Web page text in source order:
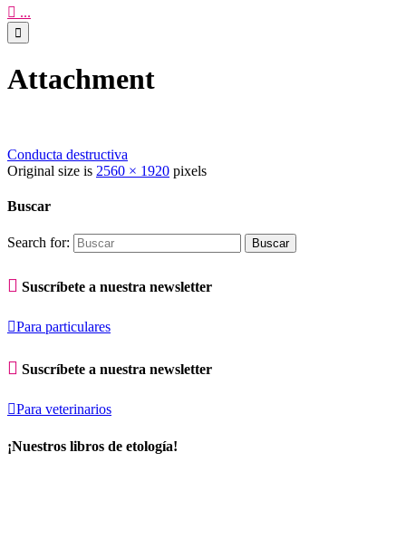
 ...

Attachment
Conducta destructiva
Original size is 2560 × 1920 pixels
Buscar
Search for:
 Suscríbete a nuestra newsletter
Para particulares
 Suscríbete a nuestra newsletter
Para veterinarios
¡Nuestros libros de etología!